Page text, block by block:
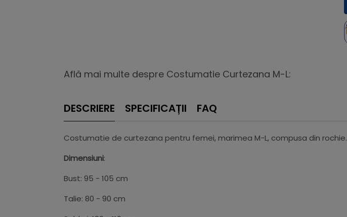
Află mai multe despre Costumatie Curtezana M-L:
DESCRIERE SPECIFICAȚII FAQ
Costumatie de curtezana pentru femei, marimea M-L, compusa din rochie.
Dimensiuni:
Bust: 95 - 105 cm
Talie: 80 - 90 cm